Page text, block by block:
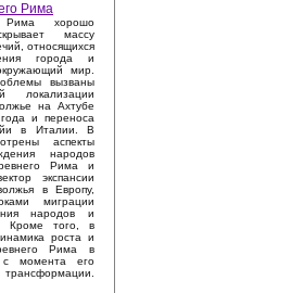
Рима
Рима хорошо
массу
относящихся
города и
мир.
вызваны
локализации
на Ахтубе
и переноса
в Италии. В
аспекты
народов
Рима и
экспансии
в Европу,
миграции
народов и
Кроме того, в
роста и
Рима в
с момента его